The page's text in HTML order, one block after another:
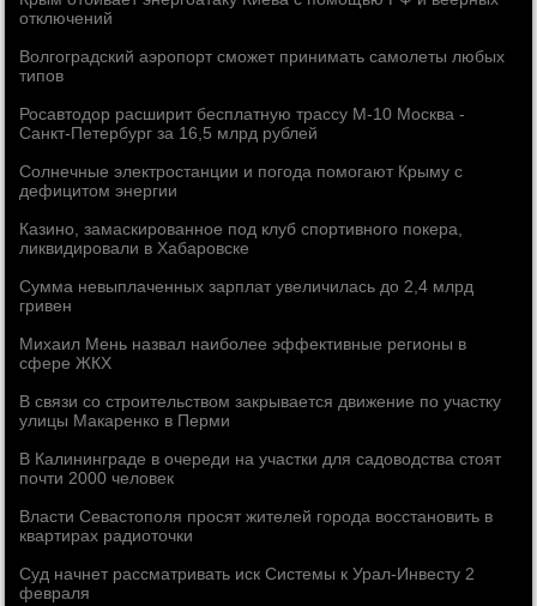
отключений
Волгоградский аэропорт сможет принимать самолеты любых
типов
Росавтодор расширит бесплатную трассу М-10 Москва -
Санкт-Петербург за 16,5 млрд рублей
Солнечные электростанции и погода помогают Крыму с
дефицитом энергии
Казино, замаскированное под клуб спортивного покера,
ликвидировали в Хабаровске
Сумма невыплаченных зарплат увеличилась до 2,4 млрд
гривен
Михаил Мень назвал наиболее эффективные регионы в
сфере ЖКХ
В связи со строительством закрывается движение по участку
улицы Макаренко в Перми
В Калининграде в очереди на участки для садоводства стоят
почти 2000 человек
Власти Севастополя просят жителей города восстановить в
квартирах радиоточки
Суд начнет рассматривать иск Системы к Урал-Инвесту 2
февраля